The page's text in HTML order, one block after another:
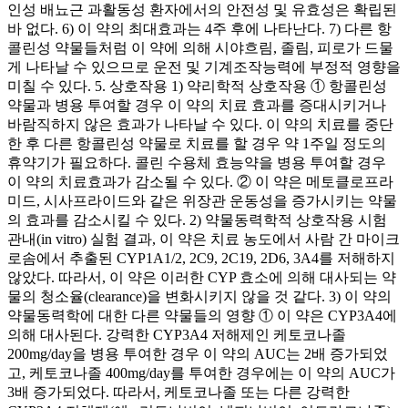
인성 배뇨근 과활동성 환자에서의 안전성 및 유효성은 확립된
바 없다. 6) 이 약의 최대효과는 4주 후에 나타난다. 7) 다른 항
콜린성 약물들처럼 이 약에 의해 시야흐림, 졸림, 피로가 드물
게 나타날 수 있으므로 운전 및 기계조작능력에 부정적 영향을
미칠 수 있다. 5. 상호작용 1) 약리학적 상호작용 ① 항콜린성
약물과 병용 투여할 경우 이 약의 치료 효과를 증대시키거나
바람직하지 않은 효과가 나타날 수 있다. 이 약의 치료를 중단
한 후 다른 항콜린성 약물로 치료를 할 경우 약 1주일 정도의
휴약기가 필요하다. 콜린 수용체 효능약을 병용 투여할 경우
이 약의 치료효과가 감소될 수 있다. ② 이 약은 메토클로프라
미드, 시사프라이드와 같은 위장관 운동성을 증가시키는 약물
의 효과를 감소시킬 수 있다. 2) 약물동력학적 상호작용 시험
관내(in vitro) 실험 결과, 이 약은 치료 농도에서 사람 간 마이크
로솜에서 추출된 CYP1A1/2, 2C9, 2C19, 2D6, 3A4를 저해하지
않았다. 따라서, 이 약은 이러한 CYP 효소에 의해 대사되는 약
물의 청소율(clearance)을 변화시키지 않을 것 같다. 3) 이 약의
약물동력학에 대한 다른 약물들의 영향 ① 이 약은 CYP3A4에
의해 대사된다. 강력한 CYP3A4 저해제인 케토코나졸
200mg/day을 병용 투여한 경우 이 약의 AUC는 2배 증가되었
고, 케토코나졸 400mg/day를 투여한 경우에는 이 약의 AUC가
3배 증가되었다. 따라서, 케토코나졸 또는 다른 강력한